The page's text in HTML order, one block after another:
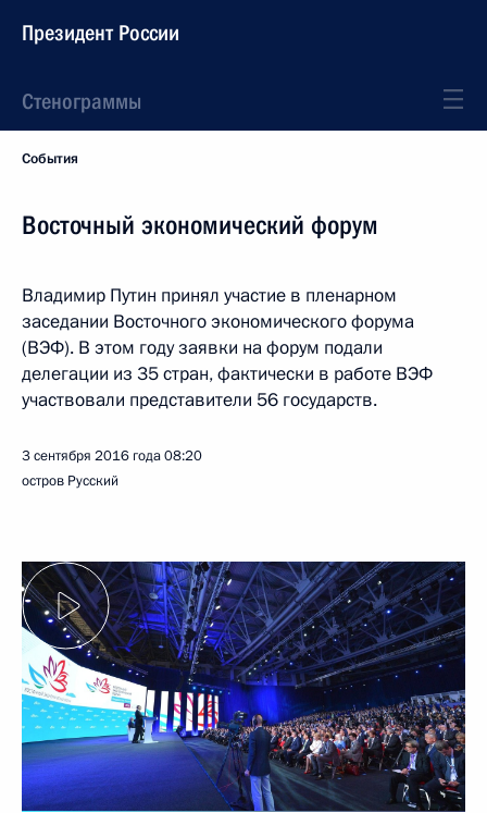
Президент России
Стенограммы
События
Восточный экономический форум
Владимир Путин принял участие в пленарном
заседании Восточного экономического форума
(ВЭФ). В этом году заявки на форум подали
делегации из 35 стран, фактически в работе ВЭФ
участвовали представители 56 государств.
3 сентября 2016 года08:20
остров Русский